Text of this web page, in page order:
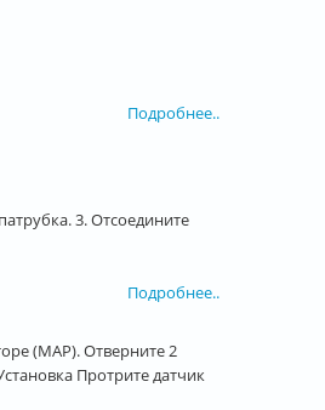
Подробнее..
3. Отсоедините
Подробнее..
(MAP). Отверните 2
Протрите датчик